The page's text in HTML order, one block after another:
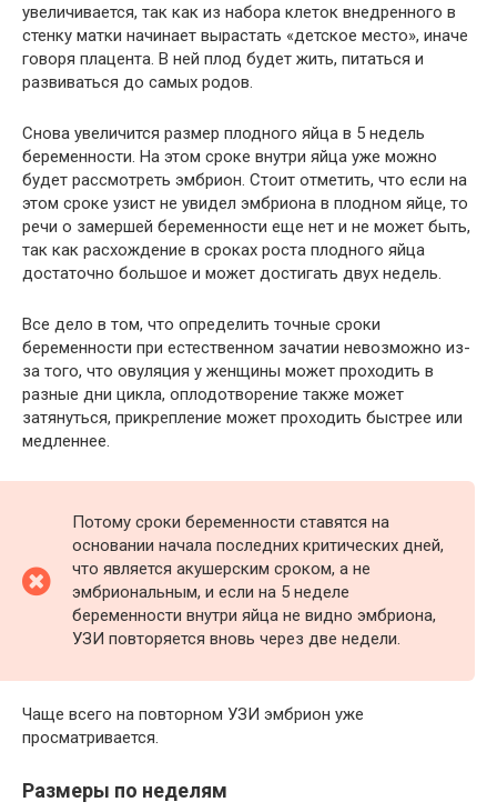
увеличивается, так как из набора клеток внедренного в
стенку матки начинает вырастать «детское место», иначе
говоря плацента. В ней плод будет жить, питаться и
развиваться до самых родов.
Снова увеличится размер плодного яйца в 5 недель
беременности. На этом сроке внутри яйца уже можно
будет рассмотреть эмбрион. Стоит отметить, что если на
этом сроке узист не увидел эмбриона в плодном яйце, то
речи о замершей беременности еще нет и не может быть,
так как расхождение в сроках роста плодного яйца
достаточно большое и может достигать двух недель.
Все дело в том, что определить точные сроки
беременности при естественном зачатии невозможно из-
за того, что овуляция у женщины может проходить в
разные дни цикла, оплодотворение также может
затянуться, прикрепление может проходить быстрее или
медленнее.
Потому сроки беременности ставятся на
основании начала последних критических дней,
что является акушерским сроком, а не
эмбриональным, и если на 5 неделе
беременности внутри яйца не видно эмбриона,
УЗИ повторяется вновь через две недели.
Чаще всего на повторном УЗИ эмбрион уже
просматривается.
Размеры по неделям